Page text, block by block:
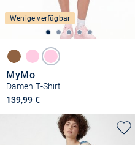
Wenige verfügbar
MyMo
Damen T-Shirt
139,99 €